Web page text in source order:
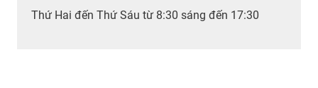
Thứ Hai đến Thứ Sáu từ 8:30 sáng đến 17:30